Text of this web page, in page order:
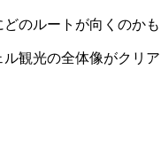
のルートが向くのかも
観光の全体像がクリア